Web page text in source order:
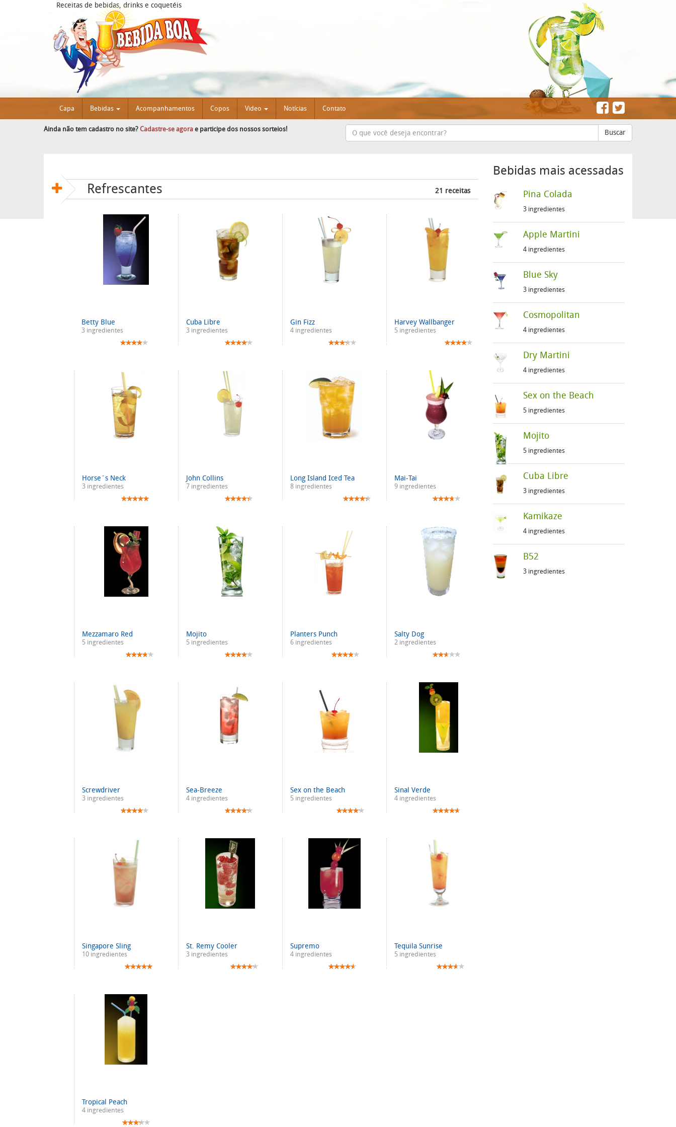
Receitas de bebidas, drinks e coquetéis
Capa Bebidas Acompanhamentos Copos Video Notícias Contato
Ainda não tem cadastro no site? Cadastre-se agora e participe dos nossos sorteios! Buscar
Refrescantes 21 receitas
Betty Blue
3 ingredientes
Cuba Libre
3 ingredientes
Gin Fizz
4 ingredientes
Harvey Wallbanger
5 ingredientes
Horse´s Neck
3 ingredientes
John Collins
7 ingredientes
Long Island Iced Tea
8 ingredientes
Mai-Tai
9 ingredientes
Mezzamaro Red
5 ingredientes
Mojito
5 ingredientes
Planters Punch
6 ingredientes
Salty Dog
2 ingredientes
Screwdriver
3 ingredientes
Sea-Breeze
4 ingredientes
Sex on the Beach
5 ingredientes
Sinal Verde
4 ingredientes
Singapore Sling
10 ingredientes
St. Remy Cooler
3 ingredientes
Supremo
4 ingredientes
Tequila Sunrise
5 ingredientes
Tropical Peach
4 ingredientes
Bebidas mais acessadas
Pina Colada
3 ingredientes
Apple Martini
4 ingredientes
Blue Sky
3 ingredientes
Cosmopolitan
4 ingredientes
Dry Martini
4 ingredientes
Sex on the Beach
5 ingredientes
Mojito
5 ingredientes
Cuba Libre
3 ingredientes
Kamikaze
4 ingredientes
B52
3 ingredientes